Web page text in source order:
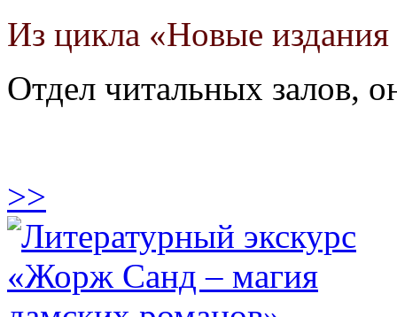
Из цикла «Новые издания
Отдел читальных залов,
>>